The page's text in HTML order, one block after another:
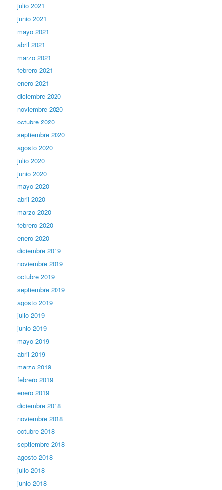
julio 2021
junio 2021
mayo 2021
abril 2021
marzo 2021
febrero 2021
enero 2021
diciembre 2020
noviembre 2020
octubre 2020
septiembre 2020
agosto 2020
julio 2020
junio 2020
mayo 2020
abril 2020
marzo 2020
febrero 2020
enero 2020
diciembre 2019
noviembre 2019
octubre 2019
septiembre 2019
agosto 2019
julio 2019
junio 2019
mayo 2019
abril 2019
marzo 2019
febrero 2019
enero 2019
diciembre 2018
noviembre 2018
octubre 2018
septiembre 2018
agosto 2018
julio 2018
junio 2018